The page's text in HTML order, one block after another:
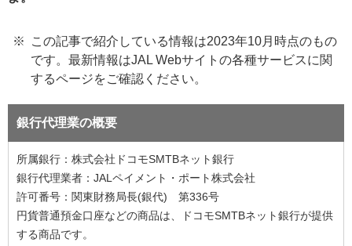
この記事で紹介している情報は2023年10月時点のもの
です。最新情報はJAL Webサイトの各種サービスに関
するページをご確認ください。
銀行代理業の概要
所属銀行：株式会社ドコモSMTBネット銀行
銀行代理業者：JALペイメント・ポート株式会社
許可番号：関東財務局長(銀代) 第336号
円貨普通預金口座などの商品は、ドコモSMTBネット銀行が提供
する商品です。